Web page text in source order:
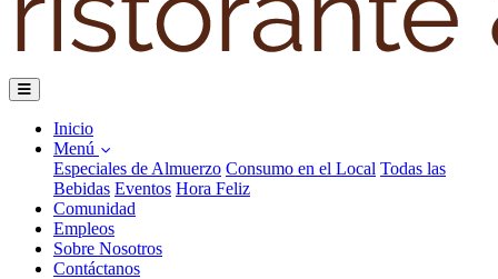
Inicio
Menú
Especiales de Almuerzo Consumo en el Local Todas las
Bebidas Eventos Hora Feliz
Comunidad
Empleos
Sobre Nosotros
Contáctanos